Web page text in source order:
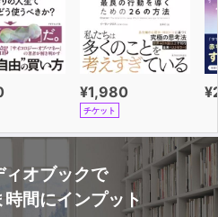
¥1,980
チケット
ィオブックで
時間にインプット